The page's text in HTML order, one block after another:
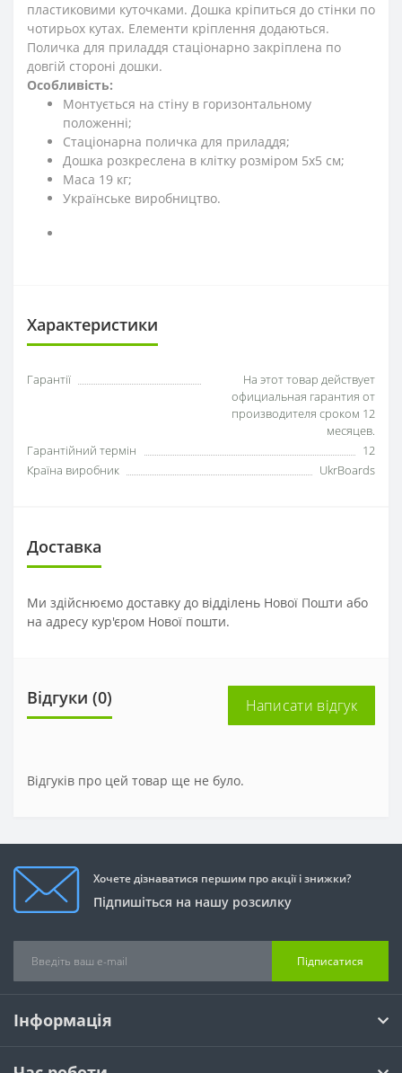
пластиковими куточками. Дошка кріпиться до стінки по
чотирьох кутах. Елементи кріплення додаються.
Поличка для приладдя стаціонарно закріплена по
довгій стороні дошки.
Особливість:
Монтується на стіну в горизонтальному
положенні;
Стаціонарна поличка для приладдя;
Дошка розкреслена в клітку розміром 5х5 см;
Маса 19 кг;
Українське виробництво.
Характеристики
Гарантії
На этот товар действует
официальная гарантия от
производителя сроком 12
месяцев.
Гарантійний термін
12
Країна виробник
UkrBoards
Доставка
Ми здійснюємо доставку до відділень Нової Пошти або
на адресу кур'єром Нової пошти.
Відгуки (0) Написати відгук
Відгуків про цей товар ще не було.
Хочете дізнаватися першим про акції і знижки?
Підпишіться на нашу розсилку
Підписатися
Інформація